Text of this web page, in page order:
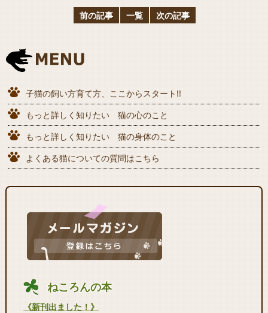
前の記事 一覧 次の記事
子猫の飼い方育て方、ここからスタート!!
もっと詳しく知りたい 猫の心のこと
もっと詳しく知りたい 猫の身体のこと
よくある猫についての質問はこちら
ねころんの本
《新刊出ました！》